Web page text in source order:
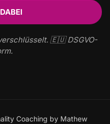
verschlüsselt. 🇪🇺 DSGVO-
Coaching by Mathew